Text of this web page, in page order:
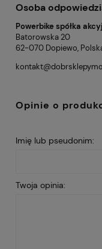
Osoba
Powerbike spółka
Batorowska 20
62-070 Dopiewo,
Opinie o
Imię lub pseudonim:
Twoja opinia: